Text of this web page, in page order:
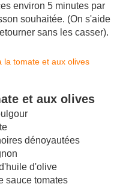
environ 5 minutes par
souhaitée. (On s'aide
sans les casser).
et aux olives
dénoyautées
d'olive
sauce tomates